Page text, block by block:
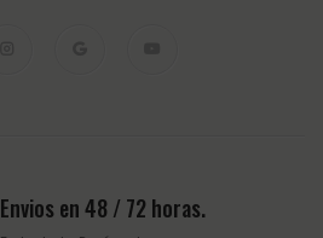
Envios en 48 / 72 horas.